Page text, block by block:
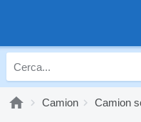
Camion Camion